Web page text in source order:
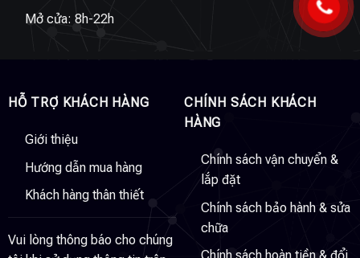
Mở cửa: 8h-22h
HỖ TRỢ KHÁCH HÀNG
Giới thiệu
Hướng dẫn mua hàng
Khách hàng thân thiết
Vui lòng thông báo cho chúng
CHÍNH SÁCH KHÁCH
HÀNG
Chính sách vận chuyển &
lắp đặt
Chính sách bảo hành & sửa
chữa